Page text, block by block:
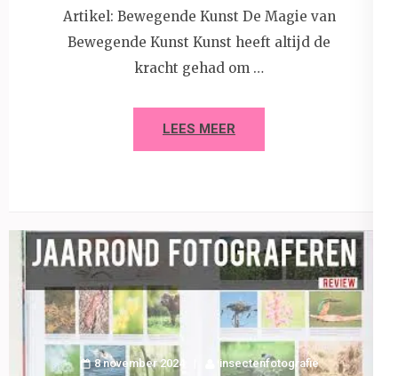
Artikel: Bewegende Kunst De Magie van
Bewegende Kunst Kunst heeft altijd de
kracht gehad om …
LEES MEER
8 november 2024 insectenfotografie